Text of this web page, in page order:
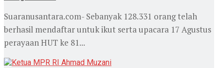
Suaranusantara.com- Sebanyak 128.331 orang telah
berhasil mendaftar untuk ikut serta upacara 17 Agustus
perayaan HUT ke 81...